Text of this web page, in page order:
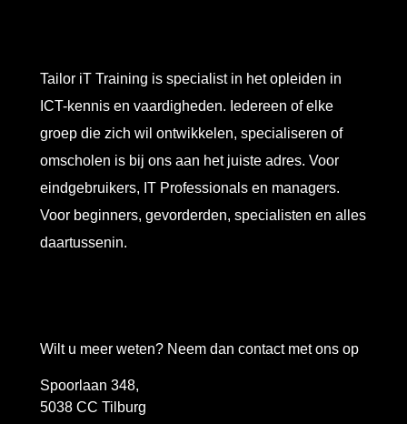
Wilt u meer weten? Neem dan contact met ons op
Spoorlaan 348,
5038 CC Tilburg
Tailor iT Training is specialist in het opleiden in
ICT-kennis en vaardigheden. Iedereen of elke
groep die zich wil ontwikkelen, specialiseren of
omscholen is bij ons aan het juiste adres. Voor
eindgebruikers, IT Professionals en managers.
Voor beginners, gevorderden, specialisten en alles
daartussenin.